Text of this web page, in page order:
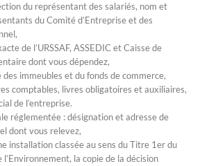
du représentant des salariés, nom et
du Comité d’Entreprise et des
de l’URSSAF, ASSEDIC et Caisse de
dont vous dépendez,
immeubles et du fonds de commerce,
comptables, livres obligatoires et auxiliaires,
de l’entreprise.
réglementée : désignation et adresse de
dont vous relevez,
installation classée au sens du Titre 1er du
l’Environnement, la copie de la décision